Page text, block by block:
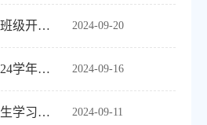
2024-09-20
机电工程学院组织各班级开展《学生手册》学习会
2024-09-16
机电工程学院开展2024学年新生入党知识启蒙教育
2024-09-11
机电工程学院组织新生学习签订安全告知书